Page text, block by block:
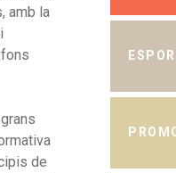
amb la
de